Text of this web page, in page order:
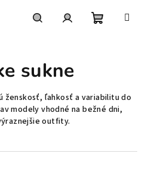
sukne
ženskosť, ľahkosť a variabilitu do
modely vhodné na bežné dni,
outfity.